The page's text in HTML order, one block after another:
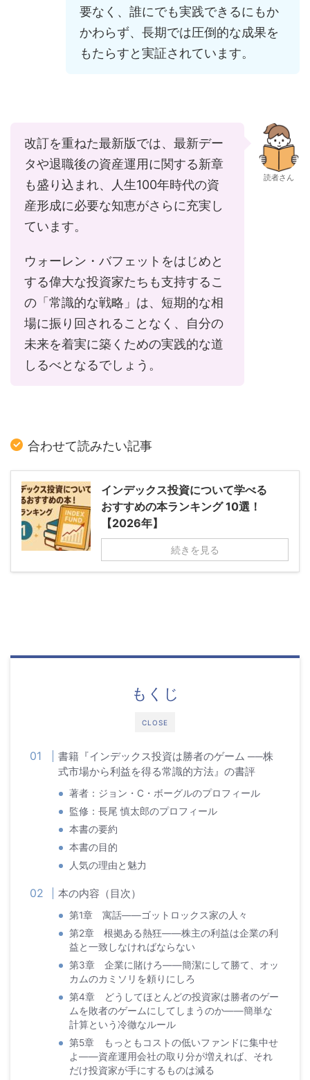
要なく、誰にでも実践できるにもか
かわらず、長期では圧倒的な成果を
もたらすと実証されています。
改訂を重ねた最新版では、最新デー
タや退職後の資産運用に関する新章
も盛り込まれ、人生100年時代の資
産形成に必要な知恵がさらに充実し
ています。
ウォーレン・バフェットをはじめと
する偉大な投資家たちも支持するこ
の「常識的な戦略」は、短期的な相
場に振り回されることなく、自分の
未来を着実に築くための実践的な道
しるべとなるでしょう。
読者さん
合わせて読みたい記事
インデックス投資について学べる
おすすめの本ランキング 10選！
【2026年】
続きを見る
CLOSE
もくじ
書籍『インデックス投資は勝者のゲーム ──株
式市場から利益を得る常識的方法』の書評
著者：ジョン・C・ボーグルのプロフィール
監修：長尾 慎太郎のプロフィール
本書の要約
本書の目的
人気の理由と魅力
本の内容（目次）
第1章 寓話――ゴットロックス家の人々
第2章 根拠ある熱狂――株主の利益は企業の利
益と一致しなければならない
第3章 企業に賭けろ――簡潔にして勝て、オッ
カムのカミソリを頼りにしろ
第4章 どうしてほとんどの投資家は勝者のゲー
ムを敗者のゲームにしてしまうのか――簡単な
計算という冷徹なルール
第5章 もっともコストの低いファンドに集中せ
よ――資産運用会社の取り分が増えれば、それ
だけ投資家が手にするものは減る